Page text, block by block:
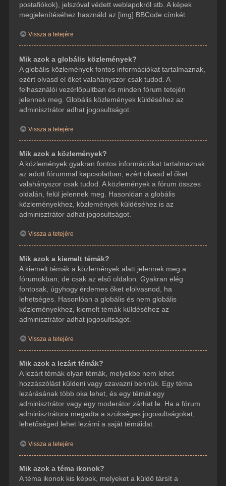
postafiókok), jelszóval védett weblapokról stb. A képek
megjelenítéséhez használd az [img] BBCode címkét.
Vissza a tetejére
Mik azok a globális közlemények?
A globális közlemények fontos információkat tartalmaznak,
ezért olvasd el őket valahányszor csak tudod. A
felhasználói vezérlőpultban és minden fórum tetején
jelennek meg. Globális közlemények küldéséhez az
adminisztrátor adhat jogosultságot.
Vissza a tetejére
Mik azok a közlemények?
A közlemények gyakran fontos információkat tartalmaznak
az adott fórummal kapcsolatban, ezért olvasd el őket
valahányszor csak tudod. A közlemények a fórum összes
oldalán, felül jelennek meg. Hasonlóan a globális
közleményekhez, közlemények küldéséhez is az
adminisztrátor adhat jogosultságot.
Vissza a tetejére
Mik azok a kiemelt témák?
A kiemelt témák a közlemények alatt jelennek meg a
fórumokban, de csak az első oldalon. Gyakran elég
fontosak, úgyhogy érdemes őket elolvasnod, ha
lehetséges. Hasonlóan a globális és nem globális
közleményekhez, kiemelt témák küldéséhez az
adminisztrátor adhat jogosultságot.
Vissza a tetejére
Mik azok a lezárt témák?
A lezárt témák olyan témák, melyekbe nem lehet
hozzászólást küldeni vagy szavazni bennük. Egy téma
lezárásának több oka lehet, és egy témát egy
adminisztrátor vagy egy moderátor zárhat le. Ha a fórum
adminisztrátora megadta a szükséges jogosultságokat,
lehetőséged lehet lezárni a saját témáidat.
Vissza a tetejére
Mik azok a téma ikonok?
A téma ikonok kis képek, melyeket a küldő társít a